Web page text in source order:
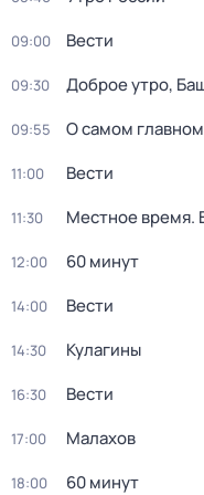
09:00 Вести
09:30 Доброе утро,
09:55 О самом главном
11:00 Вести
11:30 Местное время.
12:00 60 минут
14:00 Вести
14:30 Кулагины
16:30 Вести
17:00 Малахов
18:00 60 минут